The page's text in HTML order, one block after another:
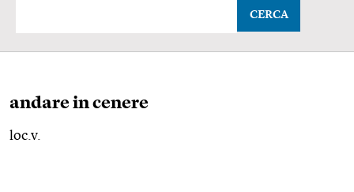
CERCA
andare in cenere
loc.v.